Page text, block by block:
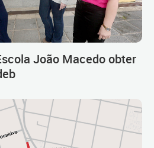
João Macedo obter